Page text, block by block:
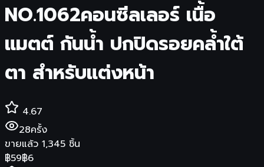
NO.1062คอนซีลเลอร์ เนื้อ
แมตต์ กันน้ํา ปกปิดรอยคล้ำใต้
ตา สําหรับแต่งหน้า
4.67
28ครั้ง
ขายแล้ว 1,345 ชิ้น
฿59฿6